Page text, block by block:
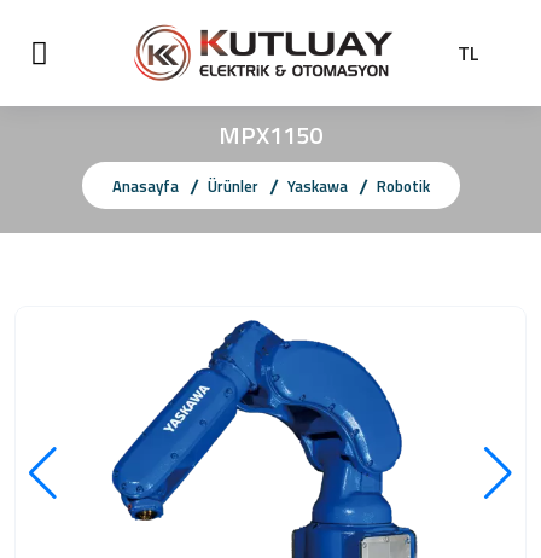
TL
MPX1150
Anasayfa Ürünler Yaskawa Robotik